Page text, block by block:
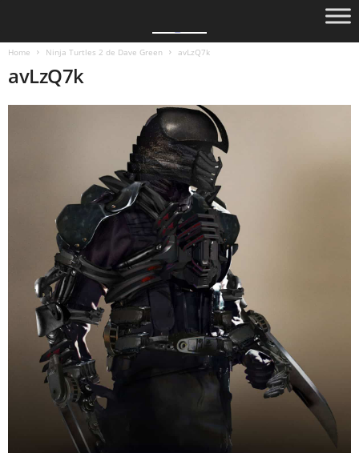
Home Ninja Turtles 2 de Dave Green avLzQ7k
avLzQ7k